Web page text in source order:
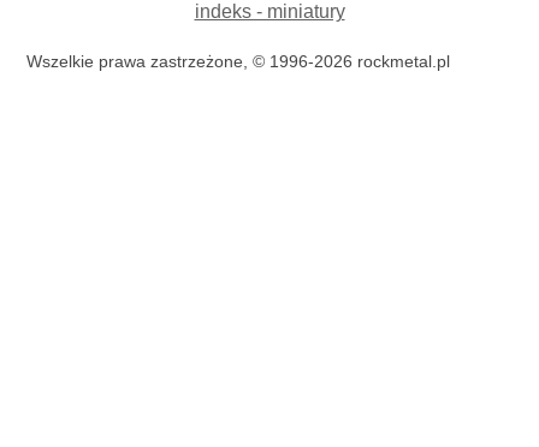
indeks - miniatury
Wszelkie prawa zastrzeżone, © 1996-2026 rockmetal.pl